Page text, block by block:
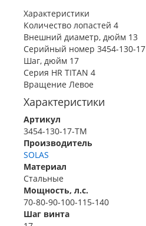
Характеристики
Количество лопастей 4
Внешний диаметр, дюйм 13
Серийный номер 3454-130-17
Шаг, дюйм 17
Серия HR TITAN 4
Вращение Левое
Характеристики
Артикул
3454-130-17-TM
Производитель
SOLAS
Материал
Стальные
Мощность, л.с.
70-80-90-100-115-140
Шаг винта